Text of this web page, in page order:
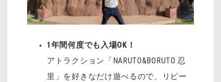
1年間何度でも入場OK！
アトラクション「NARUTO&BORUTO 忍
里」を好きなだけ遊べるので、リピー